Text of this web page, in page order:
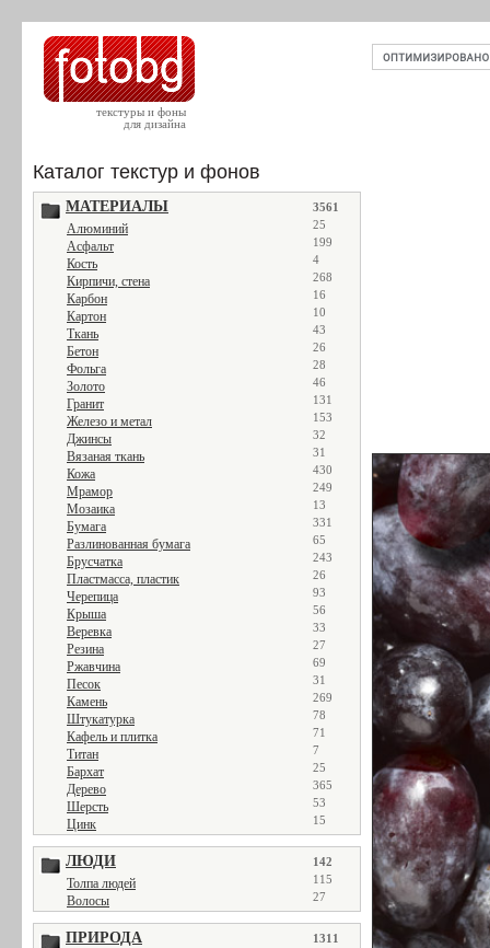
текстуры и фоны
для дизайна
Каталог текстур и фонов
МАТЕРИАЛЫ 3561
Алюминий 25
Асфальт 199
Кость 4
Кирпичи, стена 268
Карбон 16
Картон 10
Ткань 43
Бетон 26
Фольга 28
Золото 46
Гранит 131
Железо и метал 153
Джинсы 32
Вязаная ткань 31
Кожа 430
Мрамор 249
Мозаика 13
Бумага 331
Разлинованная бумага 65
Брусчатка 243
Пластмасса, пластик 26
Черепица 93
Крыша 56
Веревка 33
Резина 27
Ржавчина 69
Песок 31
Камень 269
Штукатурка 78
Кафель и плитка 71
Титан 7
Бархат 25
Дерево 365
Шерсть 53
Цинк 15
ЛЮДИ 142
Толпа людей 115
Волосы 27
ПРИРОДА 1311